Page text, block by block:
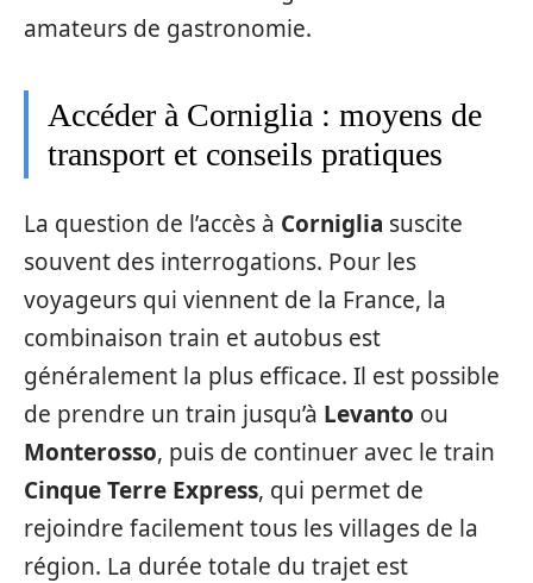
amateurs de gastronomie.
Accéder à Corniglia : moyens de
transport et conseils pratiques
La question de l’accès à Corniglia suscite
souvent des interrogations. Pour les
voyageurs qui viennent de la France, la
combinaison train et autobus est
généralement la plus efficace. Il est possible
de prendre un train jusqu’à Levanto ou
Monterosso, puis de continuer avec le train
Cinque Terre Express, qui permet de
rejoindre facilement tous les villages de la
région. La durée totale du trajet est